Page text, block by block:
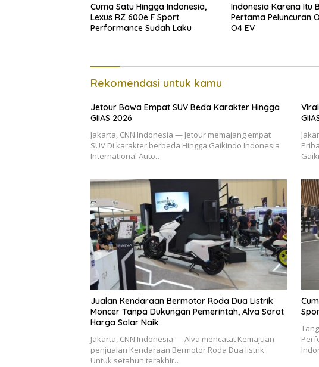
Cuma Satu Hingga Indonesia,
Lexus RZ 600e F Sport
Performance Sudah Laku
Indonesia Karena Itu
Pertama Peluncuran
O4 EV
Rekomendasi untuk kamu
Jetour Bawa Empat SUV Beda Karakter Hingga
GIIAS 2026
Jakarta, CNN Indonesia — Jetour memajang empat
SUV Di karakter berbeda Hingga Gaikindo Indonesia
International Auto…
Jualan Kendaraan Bermotor Roda Dua Listrik
Moncer Tanpa Dukungan Pemerintah, Alva Sorot
Harga Solar Naik
Jakarta, CNN Indonesia — Alva mencatat Kemajuan
penjualan Kendaraan Bermotor Roda Dua listrik
Untuk setahun terakhir…